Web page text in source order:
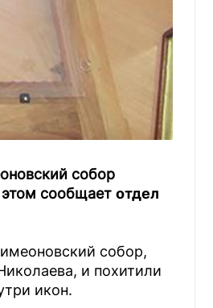
собор
сообщает отдел
собор,
и похитили
икон.